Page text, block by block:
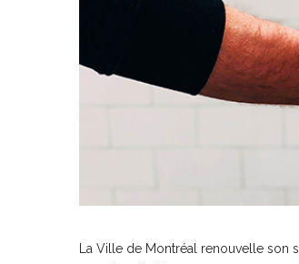
La Ville de Montréal renouvelle son